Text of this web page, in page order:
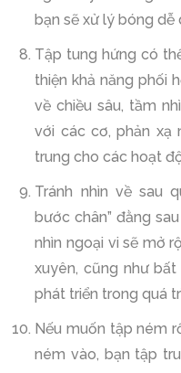
bạn sẽ xử lý bóng dễ
Tập tung hứng có
thiện khả năng phối
về chiều sâu, tầm
với các cơ, phản xạ
trung cho các hoạt
Tránh nhìn về sau
bước chân” đằng
nhìn ngoại vi sẽ mở
xuyên, cũng như
phát triển trong quá
Nếu muốn tập ném
ném vào, bạn tập